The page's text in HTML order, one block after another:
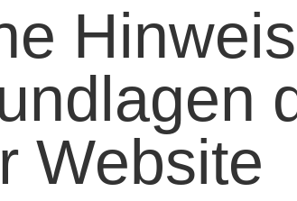
Website